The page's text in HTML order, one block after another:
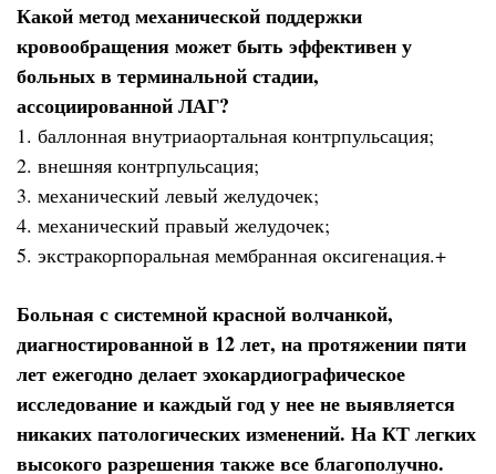
Какой метод механической поддержки
кровообращения может быть эффективен у
больных в терминальной стадии,
ассоциированной ЛАГ?
1. баллонная внутриаортальная контрпульсация;
2. внешняя контрпульсация;
3. механический левый желудочек;
4. механический правый желудочек;
5. экстракорпоральная мембранная оксигенация.+
Больная с системной красной волчанкой,
диагностированной в 12 лет, на протяжении пяти
лет ежегодно делает эхокардиографическое
исследование и каждый год у нее не выявляется
никаких патологических изменений. На КТ легких
высокого разрешения также все благополучно.